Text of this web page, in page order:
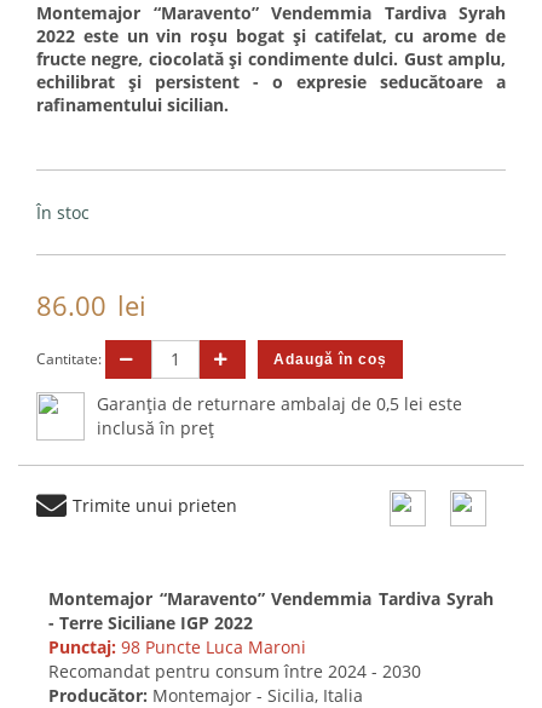
Montemajor “Maravento” Vendemmia Tardiva Syrah
2022 este un vin roșu bogat și catifelat, cu arome de
fructe negre, ciocolată și condimente dulci. Gust amplu,
echilibrat și persistent - o expresie seducătoare a
rafinamentului sicilian.
În stoc
86.00 lei
Cantitate:
Garanția de returnare ambalaj de 0,5 lei este
inclusă în preț
Trimite unui prieten
Montemajor “Maravento” Vendemmia Tardiva Syrah
- Terre Siciliane IGP 2022
Punctaj: 98 Puncte Luca Maroni
Recomandat pentru consum între 2024 - 2030
Producător: Montemajor - Sicilia, Italia